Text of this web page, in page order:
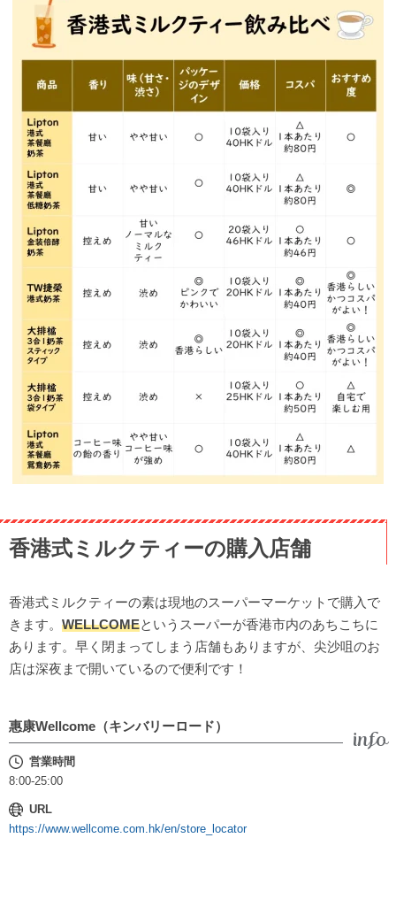
香港式ミルクティーの購入店舗
香港式ミルクティーの素は現地のスーパーマーケットで購入で
きます。 WELLCOMEというスーパーが香港市内のあちこちに
あります。早く閉まってしまう店舗もありますが、尖沙咀のお
店は深夜まで開いているので便利です！
惠康Wellcome（キンバリーロード）
営業時間
8:00-25:00
URL
https://www.wellcome.com.hk/en/store_locator